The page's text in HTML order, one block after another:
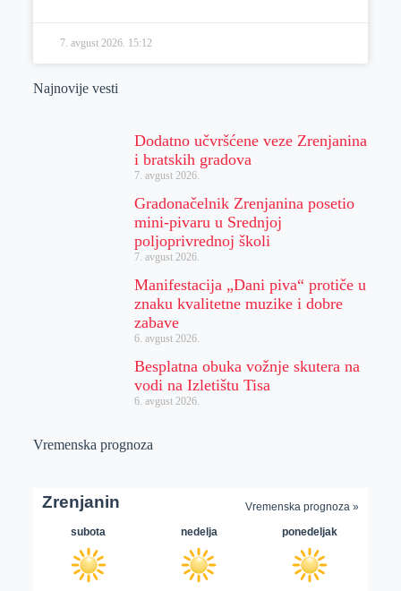
7. avgust 2026. 15:12
Najnovije vesti
Dodatno učvršćene veze Zrenjanina
i bratskih gradova
7. avgust 2026.
Gradonačelnik Zrenjanina posetio
mini-pivaru u Srednjoj
poljoprivrednoj školi
7. avgust 2026.
Manifestacija „Dani piva“ protiče u
znaku kvalitetne muzike i dobre
zabave
6. avgust 2026.
Besplatna obuka vožnje skutera na
vodi na Izletištu Tisa
6. avgust 2026.
Vremenska prognoza